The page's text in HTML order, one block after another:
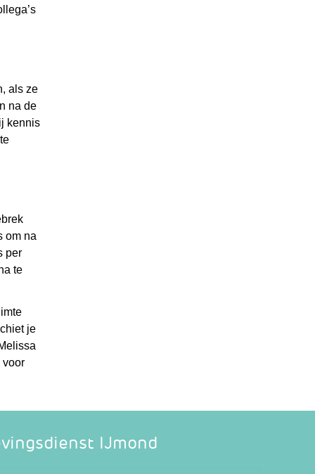
als ze
na de
kennis
om na
per
te
je
voor
IJmond